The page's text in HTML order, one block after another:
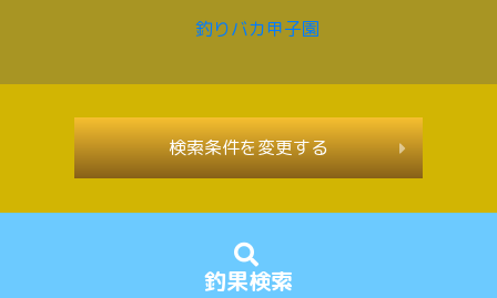
釣果検索
検索条件を変更する